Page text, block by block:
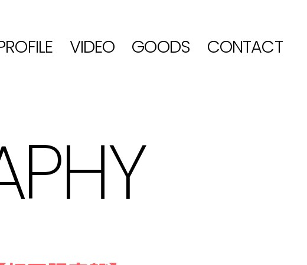
VIDEO GOODS CONTACT